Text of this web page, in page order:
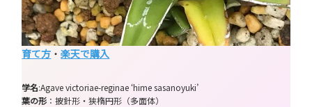
育て方 ・楽天で購入
学名:Agave victoriae-reginae ‘hime sasanoyuki’
葉の形 ：披針形・狭楕円形（多面体）